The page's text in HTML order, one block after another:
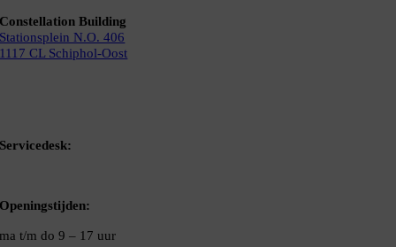
Constellation Building
Stationsplein N.O. 406
1117 CL Schiphol-Oost
Servicedesk:
Openingstijden:
ma t/m do9 – 17 uur